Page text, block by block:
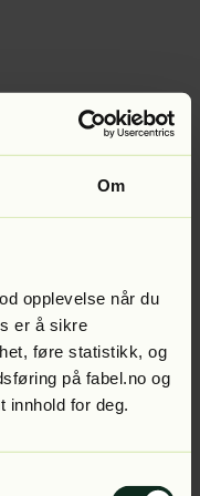
Om
opplevelse når du
er å sikre
føre statistikk, og
på fabel.no og
innhold for deg.